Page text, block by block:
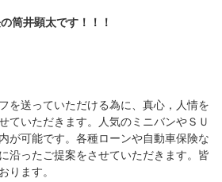
筒井顕太です！！！
を送っていただける為に、真心，人情を
ていただきます。人気のミニバンやＳＵ
が可能です。各種ローンや自動車保険な
沿ったご提案をさせていただきます。皆
ります。